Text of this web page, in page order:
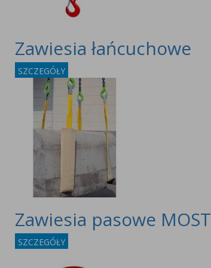
Zawiesia łańcuchowe
SZCZEGÓŁY
Zawiesia pasowe MOST
SZCZEGÓŁY